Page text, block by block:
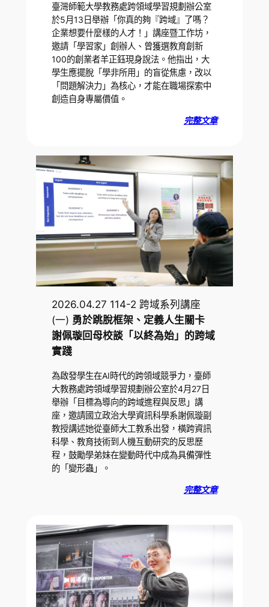
臺灣師範大學教務處跨領域學習規劃辦公室
於5月13日舉辦「你真的夠『跨域』了嗎？
企業想要什麼樣的人才！」講座暨工作坊，
邀請「學習家」創辦人、曾獲選教育創新
100的創業者羊正鈺現身說法。他指出，大
學生應擺脫「學非所用」的盲從焦慮，改以
「問題解決力」為核心，才能在職場探索中
創造自身專屬價值。
完整文章
2026.04.27 114-2 跨域系列講座
(一) 勇於跳脫框架、定義人生關卡
謝佩璇回母校談「以終為始」的跨域
實踐
為啟發學生在AI時代的跨領域競爭力，臺師
大教務處跨領域學習規劃辦公室於4月27日
舉辦「目標為導向的跨域進程與反思」講
座，邀請國立政治大學資訊科學系謝佩璇副
教授講述她從臺師大工教系出發，橫跨資訊
科學、教育技術到人機互動研究的反思歷
程，鼓勵學弟妹在變動時代中成為具備彈性
的「變形蟲」。
完整文章